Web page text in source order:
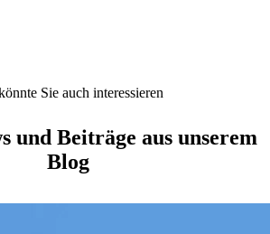
Sie auch interessieren
und Beiträge aus unserem
Blog